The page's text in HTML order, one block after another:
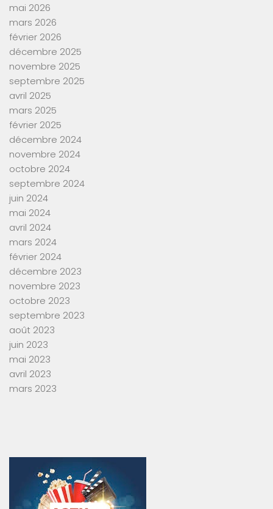
mai 2026
mars 2026
février 2026
décembre 2025
novembre 2025
septembre 2025
avril 2025
mars 2025
février 2025
décembre 2024
novembre 2024
octobre 2024
septembre 2024
juin 2024
mai 2024
avril 2024
mars 2024
février 2024
décembre 2023
novembre 2023
octobre 2023
septembre 2023
août 2023
juin 2023
mai 2023
avril 2023
mars 2023